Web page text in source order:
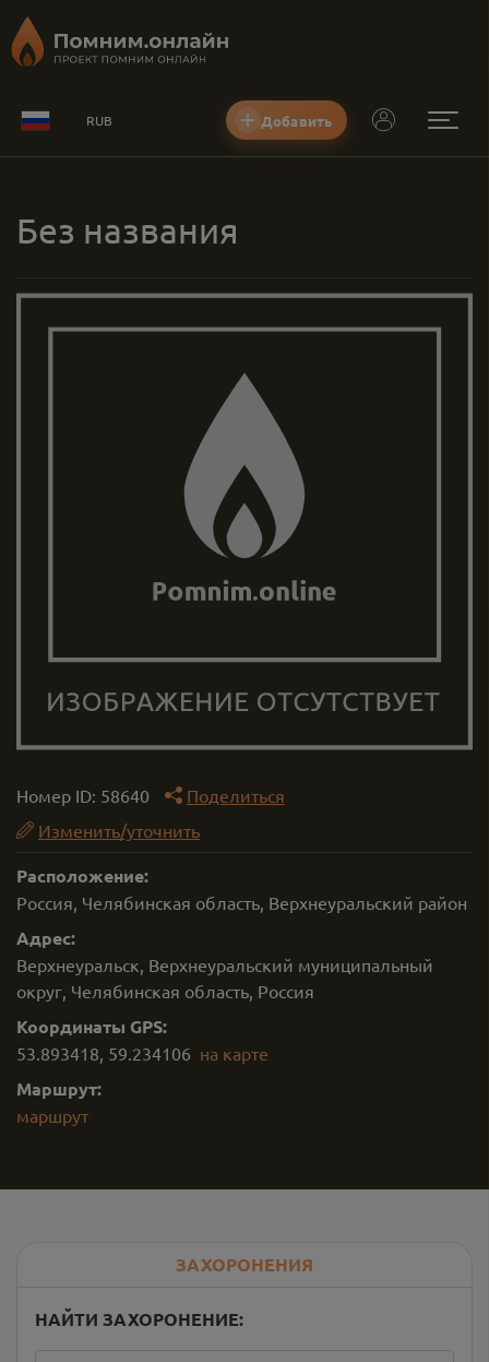
RUB Добавить
Без названия
Номер ID: 58640
Поделиться
Изменить/уточнить
Расположение:
Россия, Челябинская область, Верхнеуральский район
Адрес:
Верхнеуральск, Верхнеуральский муниципальный
округ, Челябинская область, Россия
Координаты GPS:
53.893418, 59.234106 на карте
Маршрут:
маршрут
ЗАХОРОНЕНИЯ
НАЙТИ ЗАХОРОНЕНИЕ: